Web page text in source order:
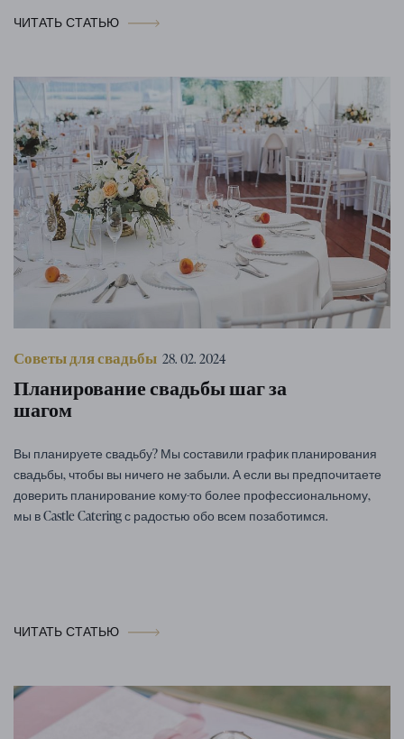
ЧИТАТЬ СТАТЬЮ
Советы для свадьбы 28. 02. 2024
Планирование свадьбы шаг за
шагом
Вы планируете свадьбу? Мы составили график планирования
свадьбы, чтобы вы ничего не забыли. А если вы предпочитаете
доверить планирование кому-то более профессиональному,
мы в Castle Catering с радостью обо всем позаботимся.
ЧИТАТЬ СТАТЬЮ